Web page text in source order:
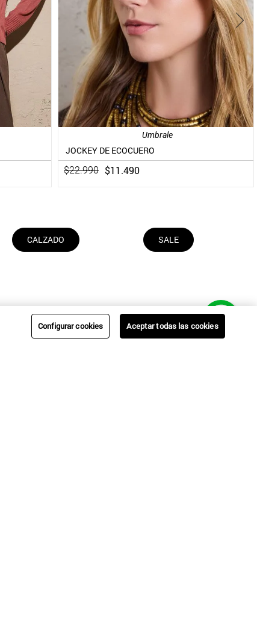
Umbrale
JOCKEY DE ECOCUERO
$22.990 $11.490
CALZADO SALE
Configurar cookies Aceptar todas las cookies